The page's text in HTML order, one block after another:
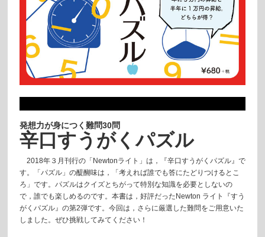
発想力が身につく難問30問
辛口すうがくパズル
2018年３月刊行の「Newtonライト」は，『辛口すうがくパズル』で
す。「パズル」の醍醐味は，「考えれば誰でも答にたどりつけるとこ
ろ」です。パズルはクイズとちがって特別な知識を必要としないの
で，誰でも楽しめるのです。本書は，好評だったNewton ライト『すう
がくパズル』の第2弾です。今回は，さらに厳選した難問をご用意いた
しました。ぜひ挑戦してみてください！